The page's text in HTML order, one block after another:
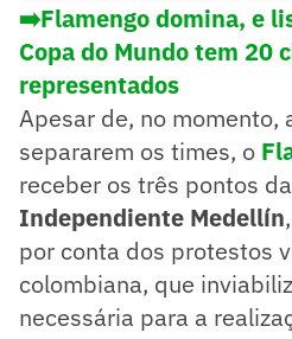
➡️Flamengo domina, e
Copa do Mundo tem 20
representados
Apesar de, no momento,
separarem os times, o
receber os três pontos
Independiente Medellín
por conta dos protestos
colombiana, que
necessária para a